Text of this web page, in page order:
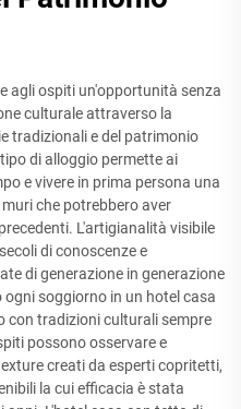
agli ospiti un'opportunità senza
culturale attraverso la
tradizionali e del patrimonio
di alloggio permette ai
e vivere in prima persona una
che potrebbero aver
L'artigianalità visibile
di conoscenze e
di generazione in generazione
soggiorno in un hotel casa
con tradizioni culturali sempre
possono osservare e
creati da esperti copritetti,
la cui efficacia è stata